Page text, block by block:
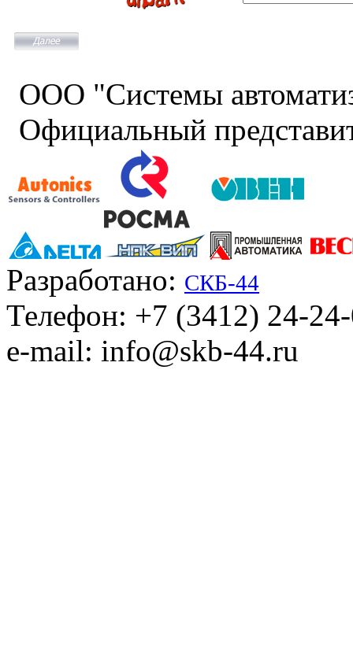
ООО "Системы
Официальный
Разработано: СКБ-44
Телефон: +7 (3412) 24-
e-mail: info@skb-44.ru